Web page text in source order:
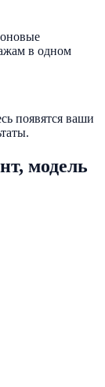
в одном
появятся ваши
модель